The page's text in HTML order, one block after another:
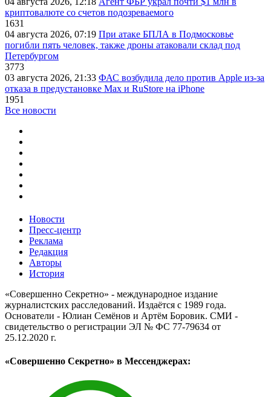
криптовалюте со счетов подозреваемого
1631
04 августа 2026, 07:19 При атаке БПЛА в Подмосковье
погибли пять человек, также дроны атаковали склад под
Петербургом
3773
03 августа 2026, 21:33 ФАС возбудила дело против Apple из-за
отказа в предустановке Max и RuStore на iPhone
1951
Все новости
Новости
Пресс-центр
Реклама
Редакция
Авторы
История
«Совершенно Секретно» - международное издание
журналистских расследований. Издаётся с 1989 года.
Основатели - Юлиан Семёнов и Артём Боровик. CМИ -
свидетельство о регистрации ЭЛ № ФС 77-79634 от
25.12.2020 г.
«Совершенно Секретно» в Мессенджерах: